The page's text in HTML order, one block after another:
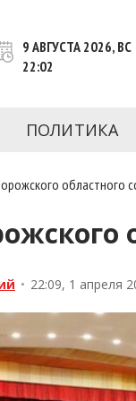
информационный
и
9 АВГУСТА 2026, ВС
22:02
ПОЛИТИКА
областного
• 22:09, 1 апреля